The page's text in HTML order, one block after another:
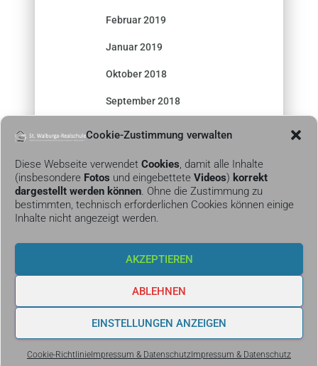
Cookie-Zustimmung verwalten
Diese Webseite verwendet Cookies, damit alle Inhalte
(insbesondere Fotos und eingebettete Videos) korrekt
dargestellt werden können. Ohne die Zustimmung zu
bestimmten, technisch erforderlichen Cookies können einige
Inhalte nicht angezeigt werden.
AKZEPTIEREN
ABLEHNEN
EINSTELLUNGEN ANZEIGEN
Cookie-Richtlinie Impressum & Datenschutz Impressum & Datenschutz
Februar 2019
Januar 2019
Oktober 2018
September 2018
KONTAKT
IMPRESSUM &
COOKIE-RICHTLINIE
(EU)